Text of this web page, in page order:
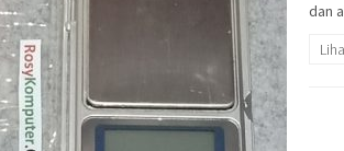
dan